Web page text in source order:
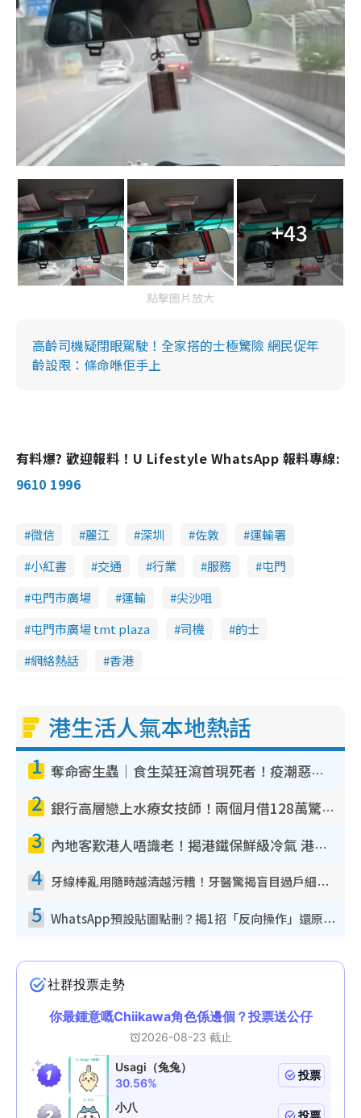
+43
點擊圖片放大
高齡司機疑閉眼駕駛！全家搭的士極驚險 網民促年
齡設限：條命喺佢手上
有料爆? 歡迎報料！U Lifestyle WhatsApp 報料專線:
9610 1996
微信 麗江 深圳 佐敦
運輸署
小紅書
交通 行業 服務
屯門
屯門市廣場
運輸
尖沙咀
屯門市廣場 tmt plaza
司機
的士
網絡熱話
香港
港生活人氣本地熱話
1 奪命寄生蟲｜食生菜狂瀉首現死者！疫潮惡化錄1.8萬宗病例 揭洗菜3大謬誤
2 銀行高層戀上水療女技師！兩個月借128萬驚覺「沉船」沉落火海 揭背後疑似邪教操控賣淫
3 內地客歎港人唔識老！揭港鐵保鮮級冷氣 港人求放過：咪投訴
4 牙線棒亂用隨時越清越污糟！牙醫驚揭盲目過戶細菌恐致蛀牙：呢種先係日常真保養
5 WhatsApp預設貼圖點刪？揭1招「反向操作」還原簡潔介面 附3步實測教學